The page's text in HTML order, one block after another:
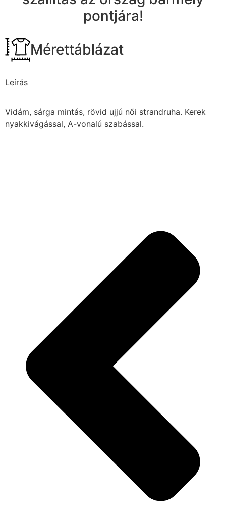
pontjára!
Mérettáblázat
Leírás
Vidám, sárga mintás, rövid ujjú női strandruha. Kerek
nyakkivágással, A-vonalú szabással.